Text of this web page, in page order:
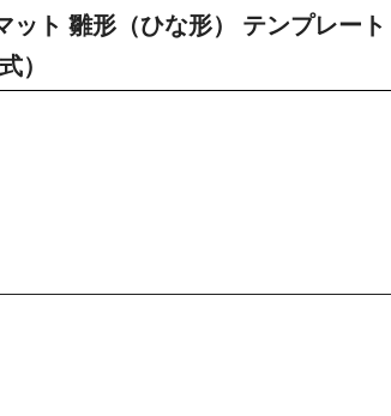
ト 雛形（ひな形） テンプレート
）